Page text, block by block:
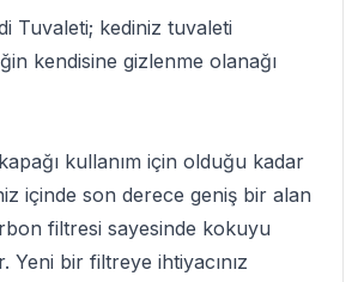
Tuvaleti; kediniz tuvaleti
kendisine gizlenme olanağı
kullanım için olduğu kadar
içinde son derece geniş bir alan
filtresi sayesinde kokuyu
Yeni bir filtreye ihtiyacınız